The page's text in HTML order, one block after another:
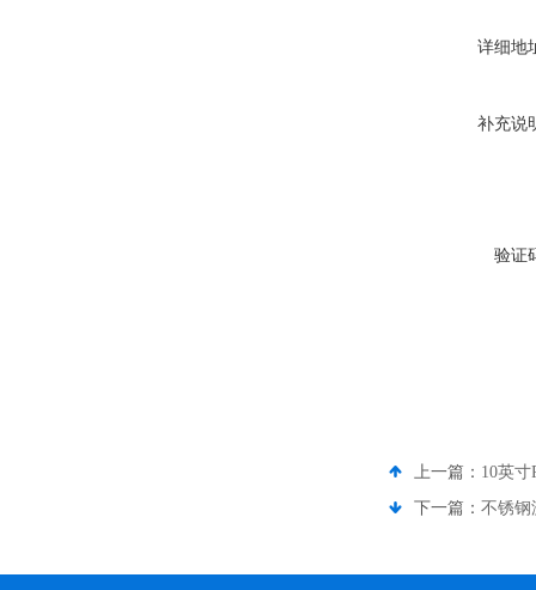
详细地
补充说
验证
上一篇： 10英寸
下一篇： 不锈钢